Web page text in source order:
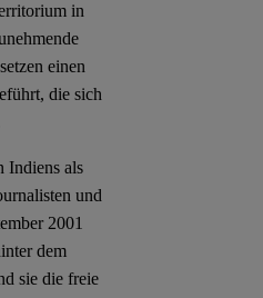
in
einen
die sich
Indiens als
und
2001
dem
sie die freie